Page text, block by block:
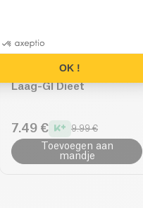
Kazidomi
Ebook: Gids voor een
Laag-GI Dieet
7.49 € 9.99 €
Toevoegen aan
mandje
OK !